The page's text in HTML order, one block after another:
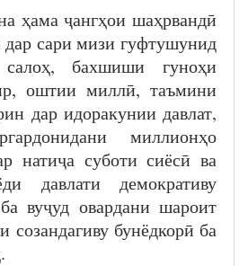
ҳама ҷангҳои шаҳрвандӣ
сари мизи гуфтушунид
бахшиши гуноҳи
оштии миллӣ, таъмини
дар идоракунии давлат,
миллионҳо
натиҷа суботи сиёсӣ ва
давлати демокративу
вуҷуд овардани шароит
созандагиву бунёдкорӣ ба